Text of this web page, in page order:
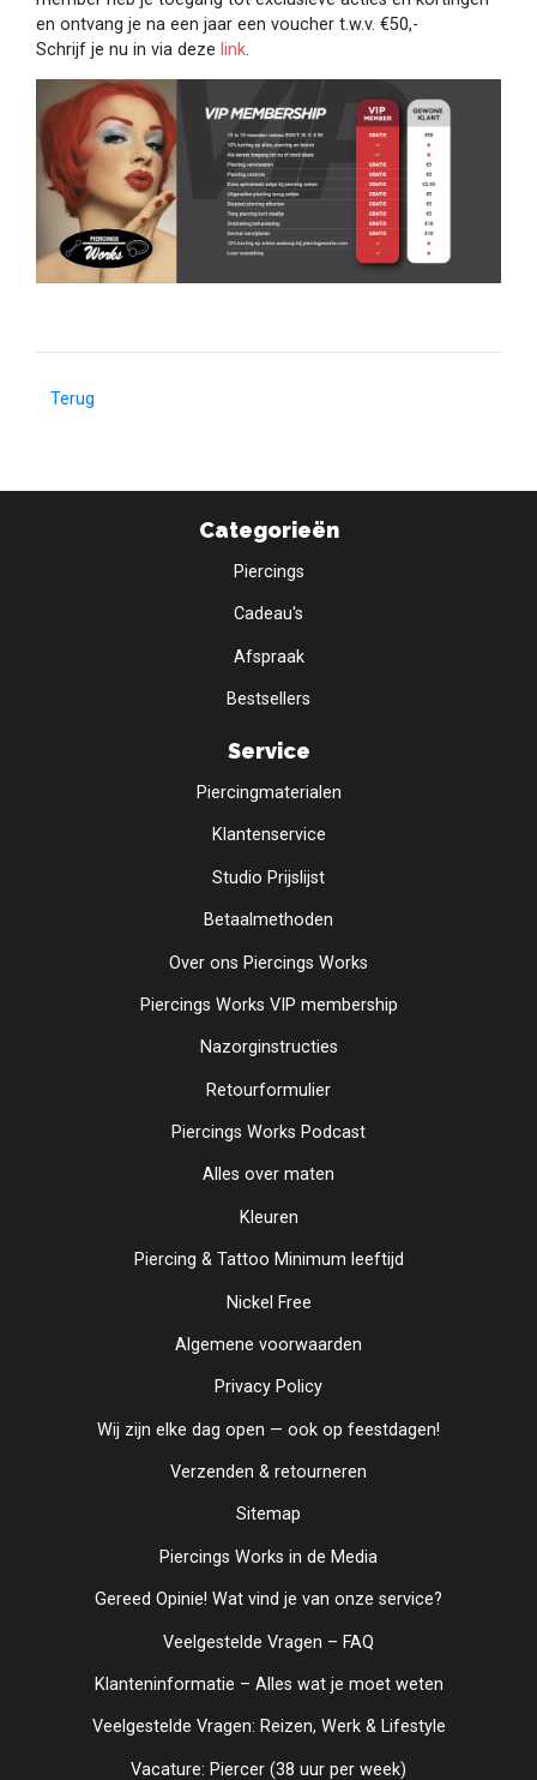
en ontvang je na een jaar een voucher t.w.v. €50,-
Schrijf je nu in via deze link.
Terug
Categorieën
Piercings
Cadeau's
Afspraak
Bestsellers
Service
Piercingmaterialen
Klantenservice
Studio Prijslijst
Betaalmethoden
Over ons Piercings Works
Piercings Works VIP membership
Nazorginstructies
Retourformulier
Piercings Works Podcast
Alles over maten
Kleuren
Piercing & Tattoo Minimum leeftijd
Nickel Free
Algemene voorwaarden
Privacy Policy
Wij zijn elke dag open — ook op feestdagen!
Verzenden & retourneren
Sitemap
Piercings Works in de Media
Gereed Opinie! Wat vind je van onze service?
Veelgestelde Vragen – FAQ
Klanteninformatie – Alles wat je moet weten
Veelgestelde Vragen: Reizen, Werk & Lifestyle
Vacature: Piercer (38 uur per week)